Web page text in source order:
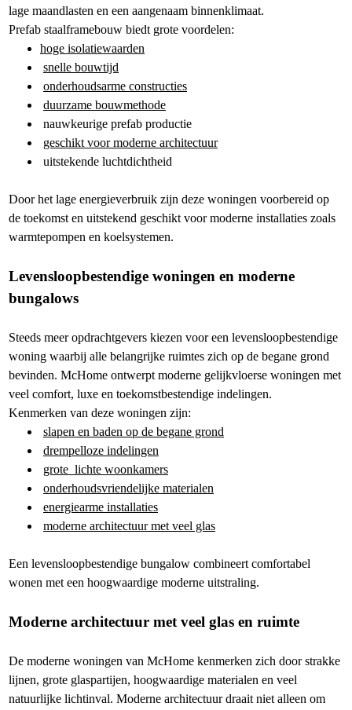
lage maandlasten en een aangenaam binnenklimaat.
Prefab staalframebouw biedt grote voordelen:
hoge isolatiewaarden
snelle bouwtijd
onderhoudsarme constructies
duurzame bouwmethode
nauwkeurige prefab productie
geschikt voor moderne architectuur
uitstekende luchtdichtheid
Door het lage energieverbruik zijn deze woningen voorbereid op
de toekomst en uitstekend geschikt voor moderne installaties zoals
warmtepompen en koelsystemen.
Levensloopbestendige woningen en moderne
bungalows
Steeds meer opdrachtgevers kiezen voor een levensloopbestendige
woning waarbij alle belangrijke ruimtes zich op de begane grond
bevinden. McHome ontwerpt moderne gelijkvloerse woningen met
veel comfort, luxe en toekomstbestendige indelingen.
Kenmerken van deze woningen zijn:
slapen en baden op de begane grond
drempelloze indelingen
grote lichte woonkamers
onderhoudsvriendelijke materialen
energiearme installaties
moderne architectuur met veel glas
Een levensloopbestendige bungalow combineert comfortabel
wonen met een hoogwaardige moderne uitstraling.
Moderne architectuur met veel glas en ruimte
De moderne woningen van McHome kenmerken zich door strakke
lijnen, grote glaspartijen, hoogwaardige materialen en veel
natuurlijke lichtinval. Moderne architectuur draait niet alleen om